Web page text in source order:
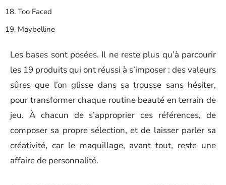
Too Faced
Maybelline
Les bases sont posées. Il ne reste plus qu’à parcourir
les 19 produits qui ont réussi à s’imposer : des valeurs
sûres que l’on glisse dans sa trousse sans hésiter,
pour transformer chaque routine beauté en terrain de
jeu. À chacun de s’approprier ces références, de
composer sa propre sélection, et de laisser parler sa
créativité, car le maquillage, avant tout, reste une
affaire de personnalité.